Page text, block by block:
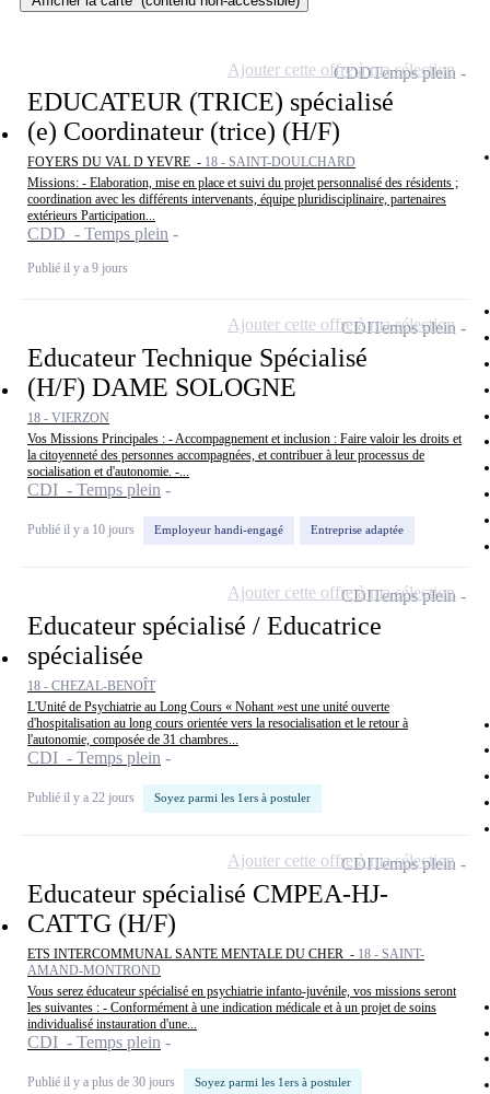
EDUCATEUR (TRICE) spécialisé
(e) Coordinateur (trice) (H/F)
FOYERS DU VAL D YEVRE - 18 - SAINT-DOULCHARD
Missions: - Elaboration, mise en place et suivi du projet personnalisé des résidents ;
coordination avec les différents intervenants, équipe pluridisciplinaire, partenaires
extérieurs Participation...
CDD - Temps plein
Publié il y a 9 jours
CDDTemps plein
Ajouter cette offre à ma sélection
Educateur Technique Spécialisé
(H/F) DAME SOLOGNE
18 - VIERZON
Vos Missions Principales : - Accompagnement et inclusion : Faire valoir les droits et
la citoyenneté des personnes accompagnées, et contribuer à leur processus de
socialisation et d'autonomie. -...
CDI - Temps plein
Publié il y a 10 jours Employeur handi-engagé Entreprise adaptée
CDITemps plein
Ajouter cette offre à ma sélection
Educateur spécialisé / Educatrice
spécialisée
18 - CHEZAL-BENOÎT
L'Unité de Psychiatrie au Long Cours « Nohant »est une unité ouverte
d'hospitalisation au long cours orientée vers la resocialisation et le retour à
l'autonomie, composée de 31 chambres...
CDI - Temps plein
Publié il y a 22 jours Soyez parmi les 1ers à postuler
CDITemps plein
Ajouter cette offre à ma sélection
Educateur spécialisé CMPEA-HJ-
CATTG (H/F)
ETS INTERCOMMUNAL SANTE MENTALE DU CHER - 18 - SAINT-
AMAND-MONTROND
Vous serez éducateur spécialisé en psychiatrie infanto-juvénile, vos missions seront
les suivantes : - Conformément à une indication médicale et à un projet de soins
individualisé instauration d'une...
CDI - Temps plein
Publié il y a plus de 30 jours Soyez parmi les 1ers à postuler
CDITemps plein
Ajouter cette offre à ma sélection